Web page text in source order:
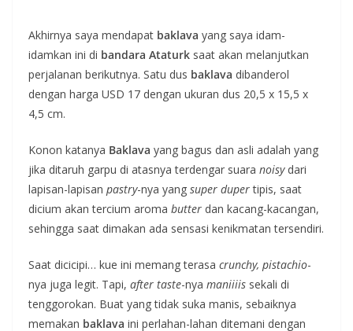
Akhirnya saya mendapat baklava yang saya idam-
idamkan ini di bandara Ataturk saat akan melanjutkan
perjalanan berikutnya. Satu dus baklava dibanderol
dengan harga USD 17 dengan ukuran dus 20,5 x 15,5 x
4,5 cm.
Konon katanya Baklava yang bagus dan asli adalah yang
jika ditaruh garpu di atasnya terdengar suara noisydari
lapisan-lapisan pastry-nya yang super dupertipis, saat
dicium akan tercium aroma butter dan kacang-kacangan,
sehingga saat dimakan ada sensasi kenikmatan tersendiri.
Saat dicicipi… kue ini memang terasa crunchy, pistachio-
nya juga legit. Tapi, after taste-nya maniiiis sekali di
tenggorokan. Buat yang tidak suka manis, sebaiknya
memakan baklava ini perlahan-lahan ditemani dengan